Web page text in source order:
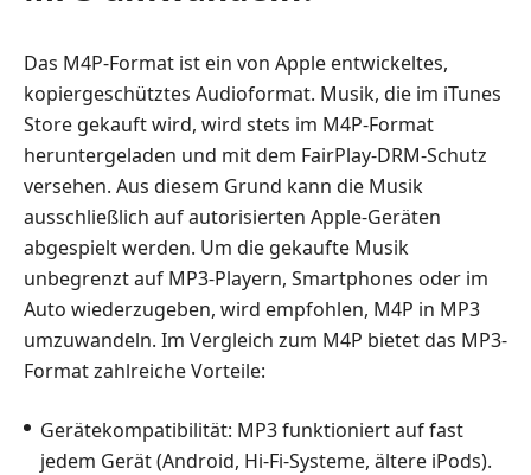
Das M4P-Format ist ein von Apple entwickeltes,
kopiergeschütztes Audioformat. Musik, die im iTunes
Store gekauft wird, wird stets im M4P-Format
heruntergeladen und mit dem FairPlay-DRM-Schutz
versehen. Aus diesem Grund kann die Musik
ausschließlich auf autorisierten Apple-Geräten
abgespielt werden. Um die gekaufte Musik
unbegrenzt auf MP3-Playern, Smartphones oder im
Auto wiederzugeben, wird empfohlen, M4P in MP3
umzuwandeln. Im Vergleich zum M4P bietet das MP3-
Format zahlreiche Vorteile:
Gerätekompatibilität: MP3 funktioniert auf fast
jedem Gerät (Android, Hi-Fi-Systeme, ältere iPods).